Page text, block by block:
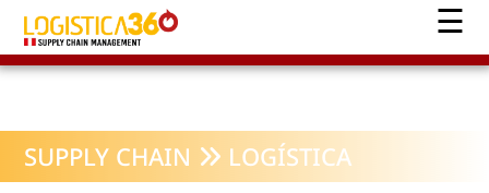
SUPPLY CHAIN LOGÍSTICA